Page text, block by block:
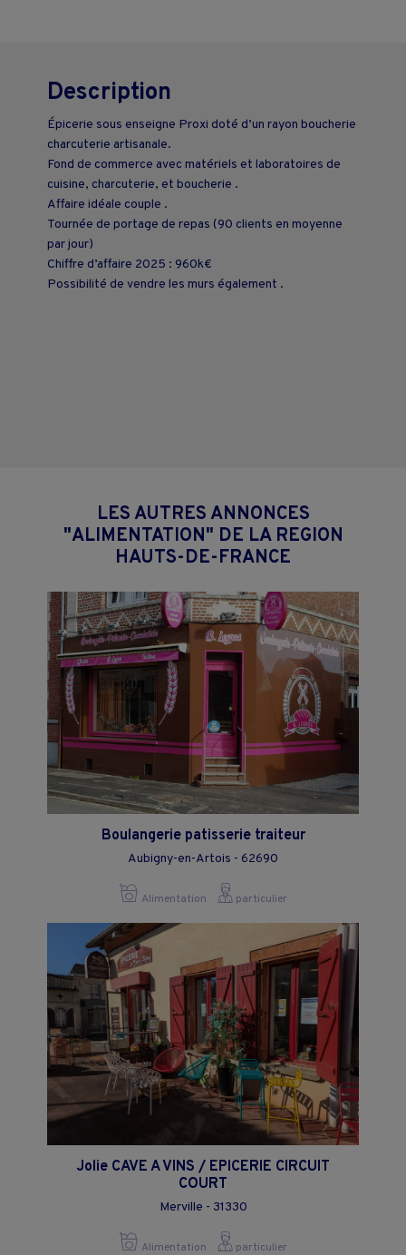
Description
Épicerie sous enseigne Proxi doté d’un rayon boucherie
charcuterie artisanale.
Fond de commerce avec matériels et laboratoires de
cuisine, charcuterie, et boucherie .
Affaire idéale couple .
Tournée de portage de repas (90 clients en moyenne
par jour)
Chiffre d’affaire 2025 : 960k€
Possibilité de vendre les murs également .
LES AUTRES ANNONCES
"ALIMENTATION" DE LA REGION
HAUTS-DE-FRANCE
Boulangerie patisserie traiteur
Aubigny-en-Artois - 62690
Alimentation particulier
Jolie CAVE A VINS / EPICERIE CIRCUIT
COURT
Merville - 31330
Alimentation particulier